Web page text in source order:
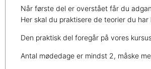
Når første del er overstået får du
Her skal du praktisere de teorier du
Den praktisk del foregår på vores
Antal mødedage er mindst 2, måske